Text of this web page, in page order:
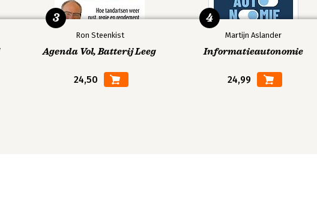
Ron Steenkist
Agenda Vol, Batterij Leeg
24,50
3
Martijn Aslander
Informatieautonomie
24,99
4